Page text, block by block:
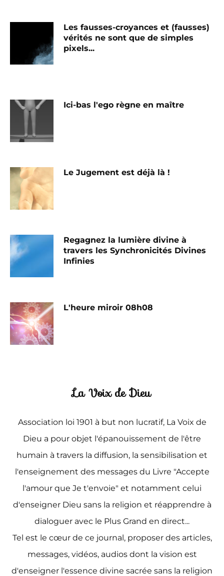
Les fausses-croyances et (fausses)
vérités ne sont que de simples
pixels...
Ici-bas l'ego règne en maître
Le Jugement est déjà là !
Regagnez la lumière divine à
travers les Synchronicités Divines
Infinies
L'heure miroir 08h08
La Voix de Dieu
Association loi 1901 à but non lucratif, La Voix de
Dieu a pour objet l'épanouissement de l'être
humain à travers la diffusion, la sensibilisation et
l'enseignement des messages du Livre "Accepte
l'amour que Je t'envoie" et notamment celui
d'enseigner Dieu sans la religion et réapprendre à
dialoguer avec le Plus Grand en direct...
Tel est le cœur de ce journal, proposer des articles,
messages, vidéos, audios dont la vision est
d'enseigner l'essence divine sacrée sans la religion